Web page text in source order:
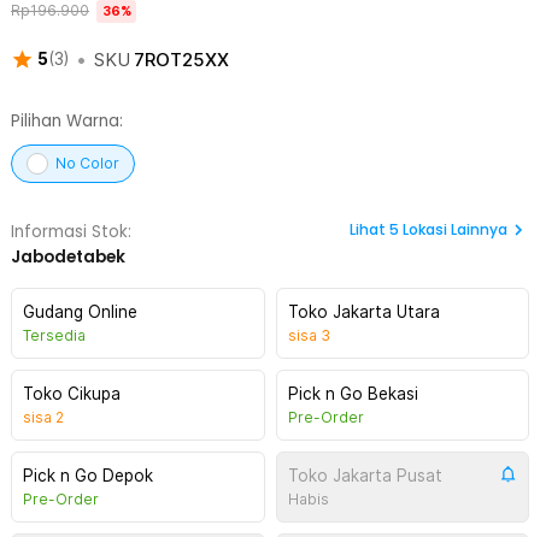
5(3) • SKU 7ROT25XX
Rp196.900 36%
Pilihan Warna:
No Color
Informasi Stok:
Jabodetabek
Lihat 5 Lokasi Lainnya
Gudang Online
Tersedia
Toko Jakarta Utara
sisa 3
Toko Cikupa
sisa 2
Pick n Go Bekasi
Pre-Order
Pick n Go Depok
Pre-Order
Toko Jakarta Pusat
Habis